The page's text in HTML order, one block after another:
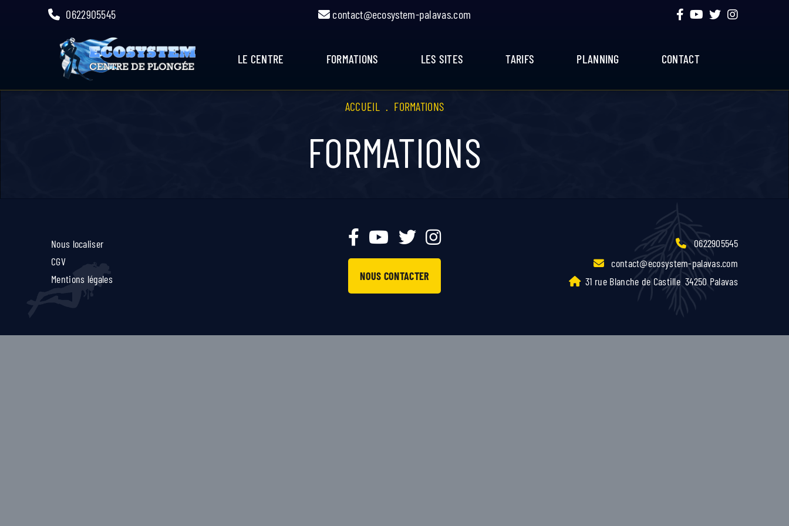
0622905545 contact@ecosystem-palavas.com
LE CENTRE FORMATIONS LES SITES TARIFS PLANNING CONTACT
ACCUEIL . FORMATIONS
FORMATIONS
Nous localiser
CGV
Mentions légales
NOUS CONTACTER
0622905545
contact@ecosystem-palavas.com
31 rue Blanche de Castille 34250 Palavas